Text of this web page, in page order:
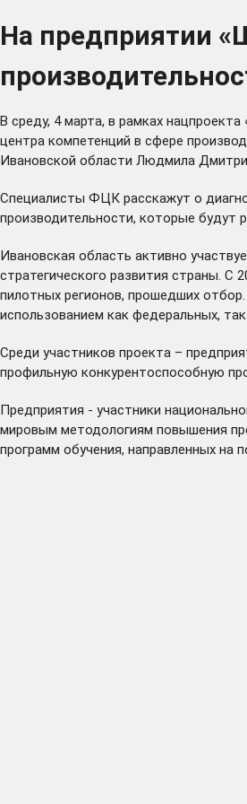
На предприятии
В среду, 4 марта, в рамках
центра компетенций в сфере
Ивановской области Людмила
Специалисты ФЦК расскажут о
производительности, которые будут
Ивановская область активно
стратегического развития страны. С
пилотных регионов, прошедших
использованием как федеральных, так
Среди участников проекта –
профильную конкурентоспособную
Предприятия - участники
мировым методологиям повышения
программ обучения, направленных на